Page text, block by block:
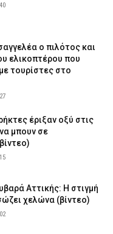
ο πιλότος και
ελικοπτέρου που
τουρίστες στο
έριξαν οξύ στις
μπουν σε
Αττικής: Η στιγμή
χελώνα (βίντεο)